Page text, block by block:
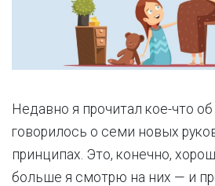
Недавно я прочитал кое-что об
говорилось о семи новых
принципах. Это, конечно,
больше я смотрю на них — и